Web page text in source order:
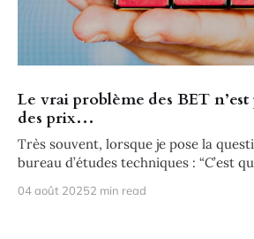
Le vrai problème des BET n’est
des prix…
Très souvent, lorsque je pose la
bureau d’études
04 août 20252 min read